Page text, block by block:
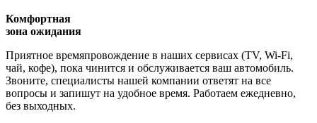
Комфортная
зона ожидания
Приятное времяпровождение в наших сервисах (TV, Wi-Fi,
чай, кофе), пока чинится и обслуживается ваш автомобиль.
Звоните, специалисты нашей компании ответят на все
вопросы и запишут на удобное время. Работаем ежедневно,
без выходных.